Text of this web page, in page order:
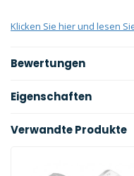
Klicken Sie hier und lesen
Bewertungen
Eigenschaften
Verwandte Produkte